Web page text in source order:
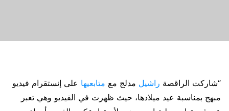
“شاركت الراقصة راشيل مدلج مع متابعيها على إنستقرام فيديو
مبهج بمناسبة عيد ميلادها، حيث ظهرت في الفيديو وهي تعبر